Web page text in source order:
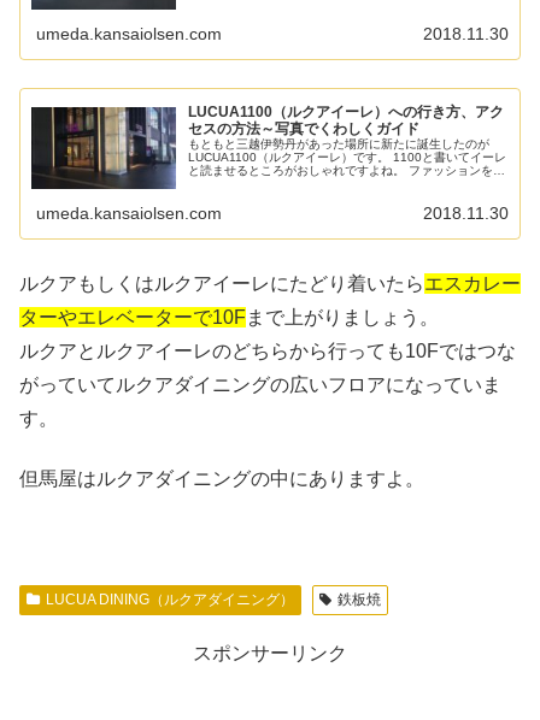
umeda.kansaiolsen.com 2018.11.30
LUCUA1100（ルクアイーレ）への行き方、アク
セスの方法～写真でくわしくガイド
もともと三越伊勢丹があった場所に新たに誕生したのが
LUCUA1100（ルクアイーレ）です。 1100と書いてイーレ
と読ませるところがおしゃれですよね。 ファッションを中
umeda.kansaiolsen.com 2018.11.30
ルクアもしくはルクアイーレにたどり着いたらエスカレー
ターやエレベーターで10Fまで上がりましょう。
ルクアとルクアイーレのどちらから行っても10Fではつな
がっていてルクアダイニングの広いフロアになっていま
す。
但馬屋はルクアダイニングの中にありますよ。
LUCUA DINING（ルクアダイニング） 鉄板焼
スポンサーリンク